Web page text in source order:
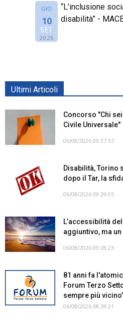
GIO
10
SET
2026
“L’inclusione
disabilità” -
Ultimi Articoli
Concorso "Chi
Civile Universale"
06/08/2026 09:37:57
Disabilità, Torino
dopo il Tar, la
06/08/2026 09:29:05
L’accessibilità
aggiuntivo, ma
06/08/2026 09:28:23
81 anni fa
Forum Terzo
sempre più
06/08/2026 08:39:21